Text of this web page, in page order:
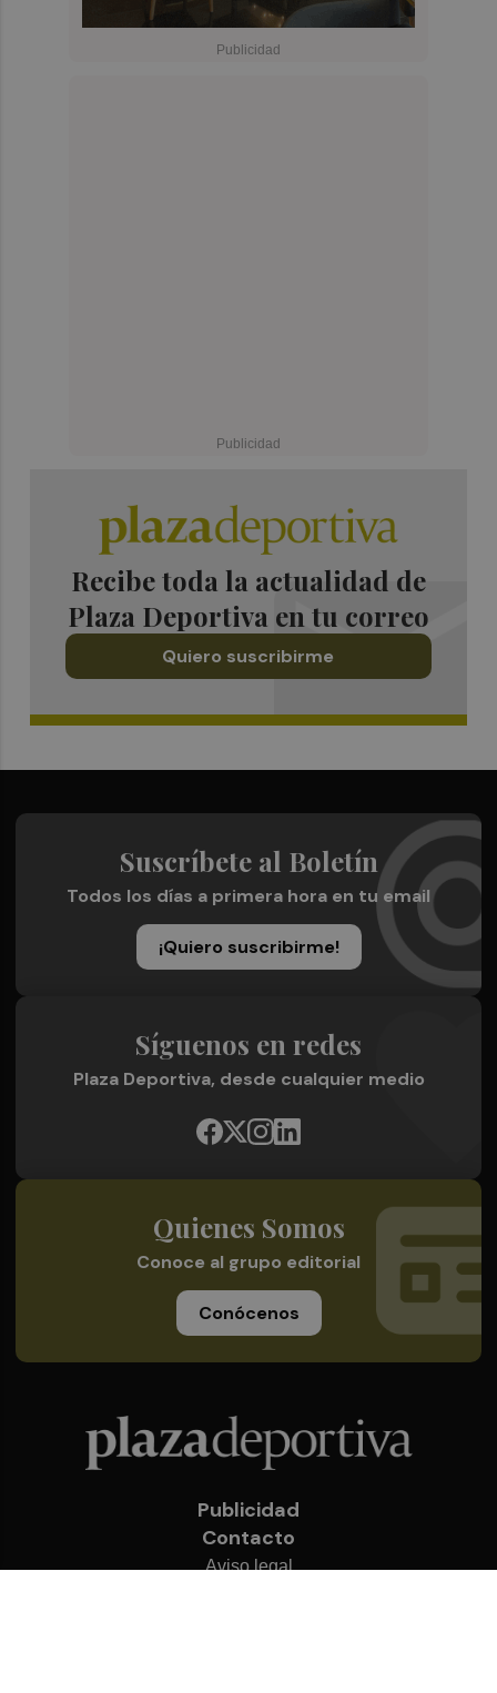
Recibe toda la actualidad de
Plaza Deportiva en tu correo
Quiero suscribirme
Suscríbete al Boletín
Todos los días a primera hora en tu email
¡Quiero suscribirme!
Síguenos en redes
Plaza Deportiva, desde cualquier medio
Quienes Somos
Conoce al grupo editorial
Conócenos
Publicidad
Contacto
Aviso legal